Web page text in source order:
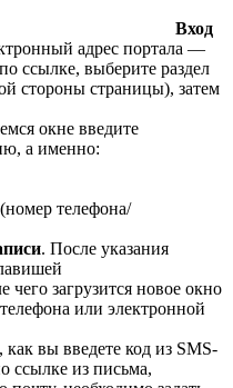
Вход
адрес портала —
ссылке, выберите раздел
стороны страницы), затем
окне введите
а именно:
телефона/
. После указания
чего загрузится новое окно
или электронной
как вы введете код из SMS-
ссылке из письма,